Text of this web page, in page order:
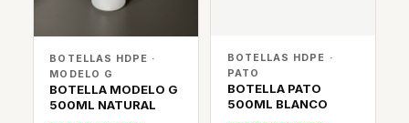
BOTELLAS HDPE ·
MODELO G
BOTELLA MODELO G
500ML NATURAL
BOTELLAS HDPE ·
PATO
BOTELLA PATO
500ML BLANCO